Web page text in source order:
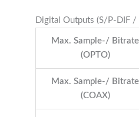
Digital Outputs (S/P-DIF /
Max. Sample-/ Bitrate
(OPTO)
Max. Sample-/ Bitrate
(COAX)